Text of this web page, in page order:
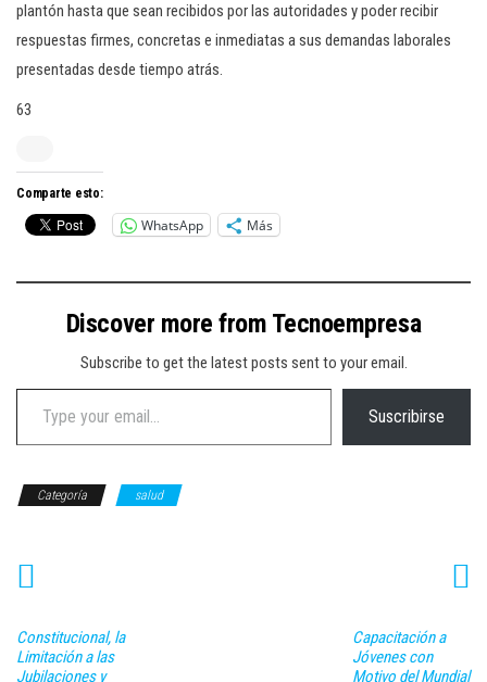
plantón hasta que sean recibidos por las autoridades y poder recibir
respuestas firmes, concretas e inmediatas a sus demandas laborales
presentadas desde tiempo atrás.
63
Comparte esto:
WhatsApp Más
Discover more from Tecnoempresa
Subscribe to get the latest posts sent to your email.
Type your email…
Suscribirse
Categoría salud
Constitucional, la
Limitación a las
Jubilaciones y
Capacitación a
Jóvenes con
Motivo del Mundial